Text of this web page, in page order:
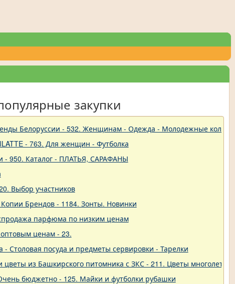
закупки
Белоруссии - 532. Женщинам - Одежда - Молодежные
- 763. Для женщин - Футболка
- 950. Каталог - ПЛАТЬЯ, САРАФАНЫ
Выбор участников
Брендов - 1184. Зонты. Новинки
парфюма по низким ценам
ценам - 23.
- Столовая посуда и предметы сервировки - Тарелки
из Башкирского питомника с ЗКС - 211. Цветы
бюджетно - 125. Майки и футболки рубашки